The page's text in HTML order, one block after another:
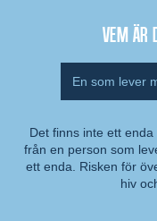
Vem
En som lever
Kommentar:
Det finns inte ett
från en person som
ett enda. Risken för
hiv